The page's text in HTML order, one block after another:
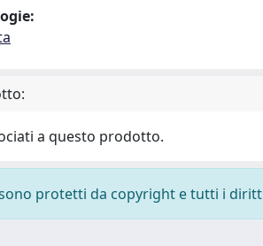
a questo prodotto.
protetti da copyright e tutti i